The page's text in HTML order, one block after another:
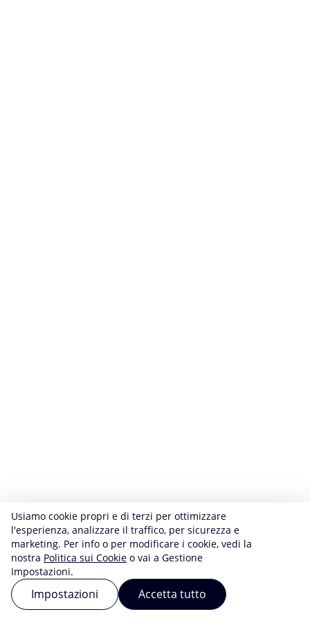
Usiamo cookie propri e di terzi per ottimizzare
l'esperienza, analizzare il traffico, per sicurezza e
marketing. Per info o per modificare i cookie, vedi la
nostra Politica sui Cookie o vai a Gestione
Impostazioni.
Impostazioni Accetta tutto